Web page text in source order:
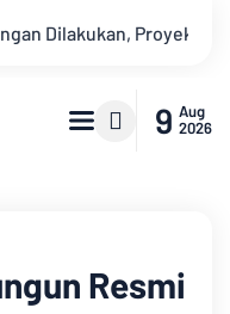
Pembebasan
9 Aug
2026
Resmi